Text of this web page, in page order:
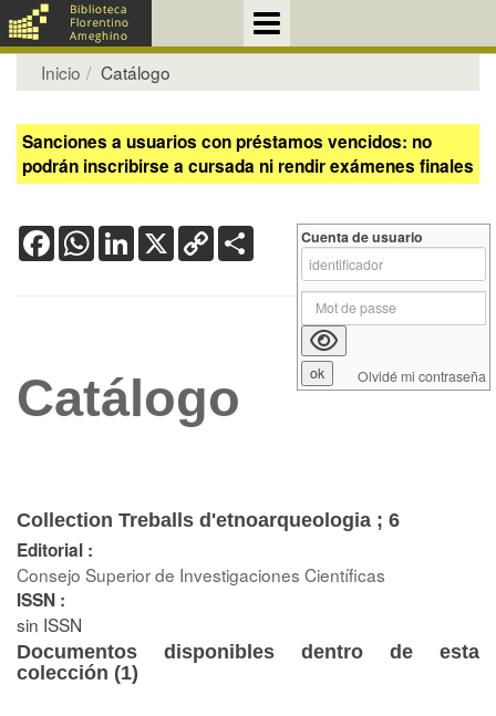
Inicio Catálogo
Sanciones a usuarios con préstamos vencidos: no
podrán inscribirse a cursada ni rendir exámenes finales
FacebookWhatsApp
LinkedIn
X Copy
Link
Catálogo
Collection Treballs d'etnoarqueologia ; 6
Editorial :
Consejo Superior de Investigaciones Científicas
ISSN :
sin ISSN
Documentos disponibles dentro de esta
colección (1)
Cuenta de usuario
Olvidé mi contraseña